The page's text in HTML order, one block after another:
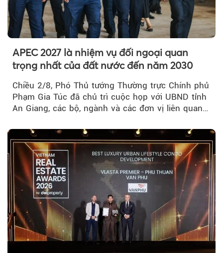
APEC 2027 là nhiệm vụ đối ngoại quan
trọng nhất của đất nước đến năm 2030
Chiều 2/8, Phó Thủ tướng Thường trực Chính phủ
Phạm Gia Túc đã chủ trì cuộc họp với UBND tỉnh
An Giang, các bộ, ngành và các đơn vị liên quan